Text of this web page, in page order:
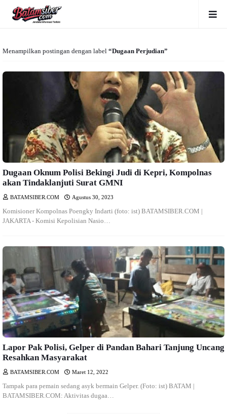
Menampilkan postingan dengan label Dugaan Perjudian
Dugaan Oknum Polisi Bekingi Judi di Kepri, Kompolnas
akan Tindaklanjuti Surat GMNI
BATAMSIBER.COM Agustus 30, 2023
Komisioner Kompolnas Poengky Indarti (foto: ist) BATAMSIBER.COM |
JAKARTA - Komisi Kepolisian Nasio…
Lapor Pak Polisi, Gelper di Pandan Bahari Tanjung Uncang
Resahkan Masyarakat
BATAMSIBER.COM Maret 12, 2022
Tampak para pemain sedang asyk bermain Gelper. (Foto: ist) BATAM |
BATAMSIBER.COM: Aktivitas dugaa…